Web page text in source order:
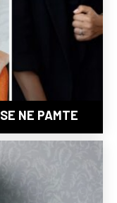
NE PAMTE